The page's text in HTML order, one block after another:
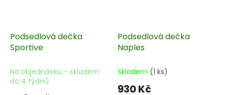
Podsedlová dečka
Sportive
Na objednávku - skladem
do 4 týdnů
Podsedlová dečka
Naples
Skladem (1 ks)
930 Kč